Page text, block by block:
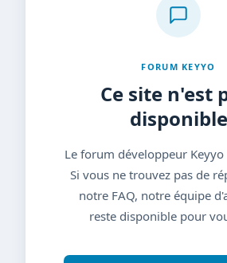
FORUM KEYYO
Ce site n'est
disponible
Le forum développeur Keyyo
Si vous ne trouvez pas de
notre FAQ, notre équipe
reste disponible pour